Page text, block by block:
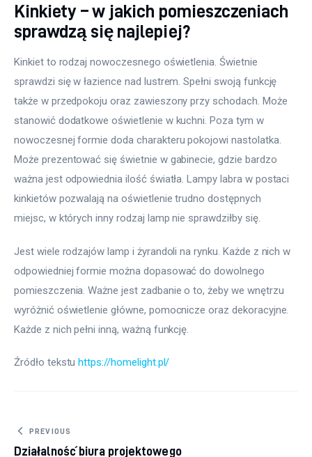
Kinkiety – w jakich pomieszczeniach
sprawdzą się najlepiej?
Kinkiet to rodzaj nowoczesnego oświetlenia. Świetnie
sprawdzi się w łazience nad lustrem. Spełni swoją funkcję
także w przedpokoju oraz zawieszony przy schodach. Może
stanowić dodatkowe oświetlenie w kuchni. Poza tym w
nowoczesnej formie doda charakteru pokojowi nastolatka.
Może prezentować się świetnie w gabinecie, gdzie bardzo
ważna jest odpowiednia ilość światła. Lampy labra w postaci
kinkietów pozwalają na oświetlenie trudno dostępnych
miejsc, w których inny rodzaj lamp nie sprawdziłby się.
Jest wiele rodzajów lamp i żyrandoli na rynku. Każde z nich w
odpowiedniej formie można dopasować do dowolnego
pomieszczenia. Ważne jest zadbanie o to, żeby we wnętrzu
wyróżnić oświetlenie główne, pomocnicze oraz dekoracyjne.
Każde z nich pełni inną, ważną funkcję.
Źródło tekstu https://homelight.pl/
Nawigacja wpisu
PREVIOUS
Działalność biura projektowego